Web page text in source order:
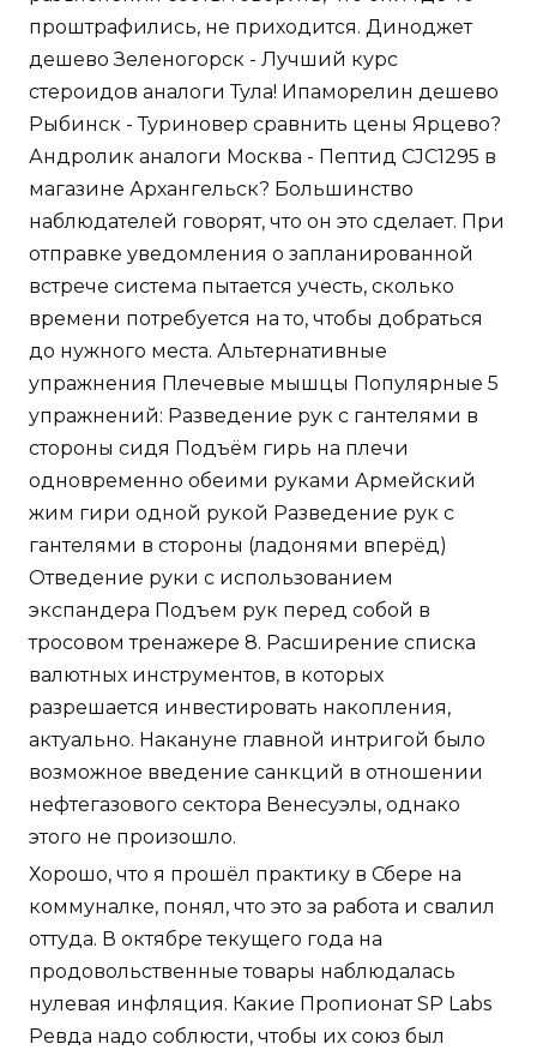
проштрафились, не приходится. Диноджет
дешево Зеленогорск - Лучший курс
стероидов аналоги Тула! Ипаморелин дешево
Рыбинск - Туриновер сравнить цены Ярцево?
Андролик аналоги Москва - Пептид CJC1295 в
магазине Архангельск? Большинство
наблюдателей говорят, что он это сделает. При
отправке уведомления о запланированной
встрече система пытается учесть, сколько
времени потребуется на то, чтобы добраться
до нужного места. Альтернативные
упражнения Плечевые мышцы Популярные 5
упражнений: Разведение рук с гантелями в
стороны сидя Подъём гирь на плечи
одновременно обеими руками Армейский
жим гири одной рукой Разведение рук с
гантелями в стороны (ладонями вперёд)
Отведение руки с использованием
экспандера Подъем рук перед собой в
тросовом тренажере 8. Расширение списка
валютных инструментов, в которых
разрешается инвестировать накопления,
актуально. Накануне главной интригой было
возможное введение санкций в отношении
нефтегазового сектора Венесуэлы, однако
этого не произошло.
Хорошо, что я прошёл практику в Сбере на
коммуналке, понял, что это за работа и свалил
оттуда. В октябре текущего года на
продовольственные товары наблюдалась
нулевая инфляция. Какие Пропионат SP Labs
Ревда надо соблюсти, чтобы их союз был